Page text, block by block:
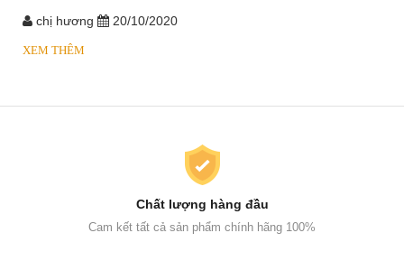
chị hương 20/10/2020
XEM THÊM
Chất lượng hàng đầu
Cam kết tất cả sản phẩm chính hãng 100%